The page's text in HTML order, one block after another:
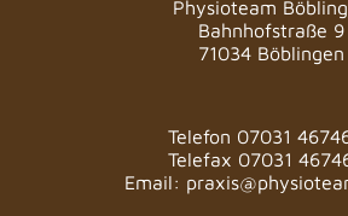
Physioteam
Bahnhofstraße 9
71034 Böblingen
Telefon 07031
Telefax 07031
Email: